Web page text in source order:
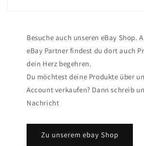
Besuche auch unseren eBay Shop.
eBay Partner findest du dort auch
dein Herz begehren.
Du möchtest deine Produkte über
Account verkaufen? Dann schreib
Nachricht
Zu unserem ebay Shop